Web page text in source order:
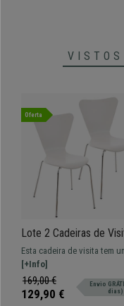
VISTOS
Oferta
Lote 2 Cadeiras de
HERCULES, Estrutura
Metálica, Empilháveis,
Cor Branco
Esta cadeira de visita tem
design moderno, fabrico de
qualidade, versatilidade e
comodidade.
[+Info]
169,00 €
129,90 €
Envio
dias)